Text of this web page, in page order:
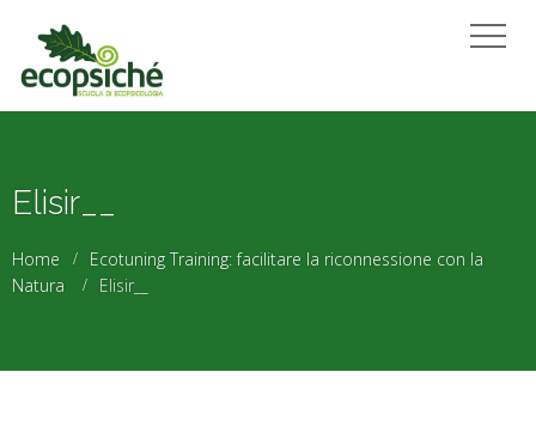
Elisir__
Home
Ecotuning Training: facilitare la riconnessione con la
Natura
Elisir__